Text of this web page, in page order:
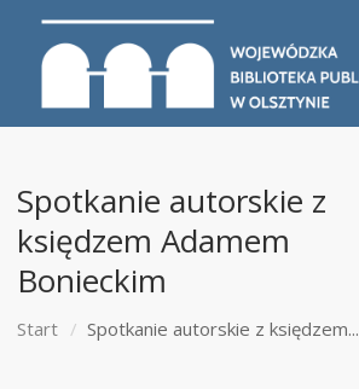
Spotkanie autorskie z
księdzem Adamem
Bonieckim
Start Spotkanie autorskie z księdzem...